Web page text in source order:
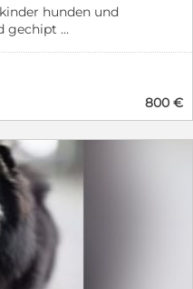
hunden und
gechipt
800 €